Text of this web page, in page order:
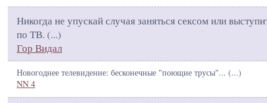
Никогда не упускай случая заняться сексом или
по ТВ. (...)
Гор Видал
Новогоднее телевидение: бесконечные "поющие трусы"... (...)
NN 4